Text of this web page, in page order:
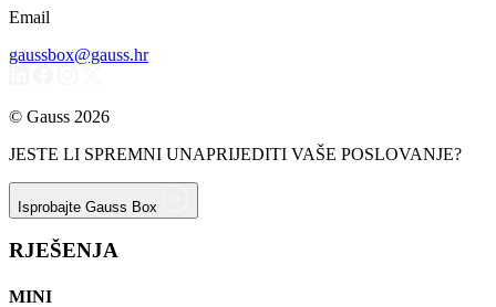
Email
gaussbox@gauss.hr
© Gauss 2026
JESTE LI SPREMNI UNAPRIJEDITI VAŠE POSLOVANJE?
Isprobajte Gauss Box
RJEŠENJA
MINI